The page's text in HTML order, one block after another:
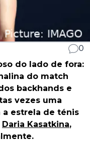
0
do lado de fora:
do match
backhands e
vezes uma
a estrela de ténis
Daria Kasatkina,